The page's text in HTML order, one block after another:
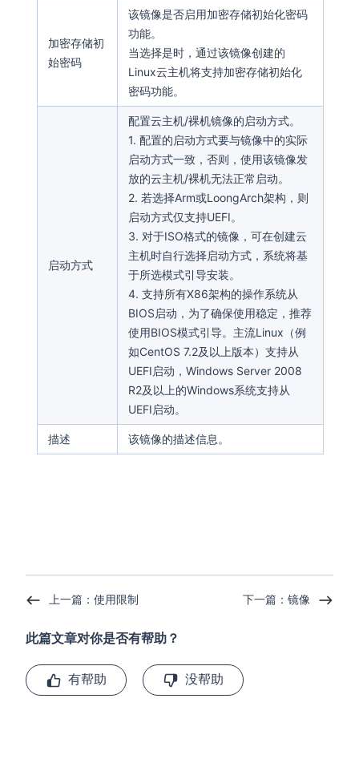
加密存储初
始密码
该镜像是否启用加密存储初始化密码
功能。
当选择是时，通过该镜像创建的
Linux云主机将支持加密存储初始化
密码功能。
启动方式
配置云主机/裸机镜像的启动方式。
1. 配置的启动方式要与镜像中的实际
启动方式一致，否则，使用该镜像发
放的云主机/裸机无法正常启动。
2. 若选择Arm或LoongArch架构，则
启动方式仅支持UEFI。
3. 对于ISO格式的镜像，可在创建云
主机时自行选择启动方式，系统将基
于所选模式引导安装。
4. 支持所有X86架构的操作系统从
BIOS启动，为了确保使用稳定，推荐
使用BIOS模式引导。主流Linux（例
如CentOS 7.2及以上版本）支持从
UEFI启动，Windows Server 2008
R2及以上的Windows系统支持从
UEFI启动。
描述 该镜像的描述信息。
上一篇：使用限制 下一篇：镜像
此篇文章对你是否有帮助？
有帮助 没帮助